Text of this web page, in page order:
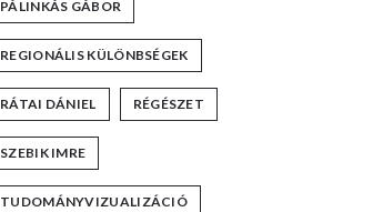
PÁLINKÁS GÁBOR
REGIONÁLIS KÜLÖNBSÉGEK
RÁTAI DÁNIEL RÉGÉSZET
SZEBIK IMRE
TUDOMÁNYVIZUALIZÁCIÓ